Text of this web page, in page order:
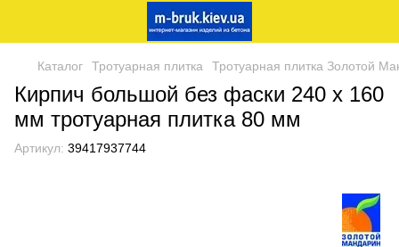
Каталог Тротуарная плитка Тротуарная плитка Золотой
Кирпич большой без фаски 240 х 160
мм тротуарная плитка 80 мм
Артикул: 39417937744